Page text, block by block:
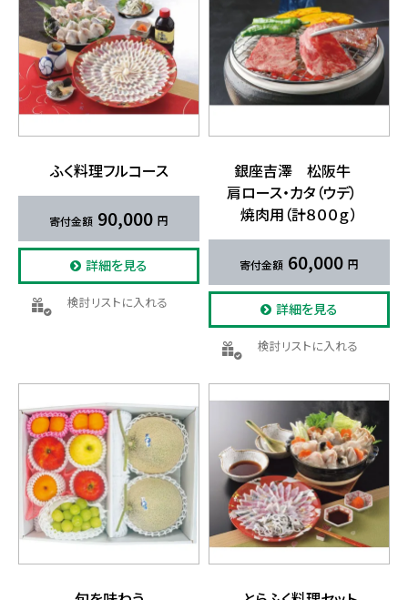
ふく​料理フルコース
90,000
詳細を見る
検討リストに入れる
銀座吉澤 松阪牛
肩ロース・​カタ​（ウデ）​
焼肉用​（計８００ｇ）
60,000
詳細を見る
検討リストに入れる